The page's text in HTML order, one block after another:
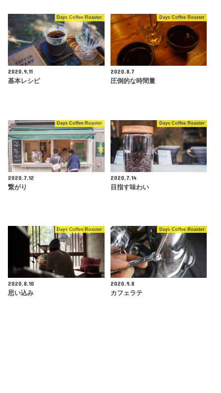
Days Coffee Roaster
2020.9.11
基本レシピ
Days Coffee Roaster
2020.8.7
圧倒的な時間量
Days Coffee Roaster
2020.7.12
繋がり
Days Coffee Roaster
2020.7.14
目指す味わい
Days Coffee Roaster
2020.8.10
思い込み
Days Coffee Roaster
2020.9.8
カフェラテ